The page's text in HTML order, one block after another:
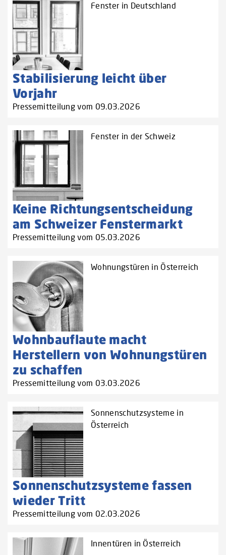
Fenster in Deutschland
Stabilisierung leicht über
Vorjahr
Pressemitteilung vom 09.03.2026
Fenster in der Schweiz
Keine Richtungsentscheidung
am Schweizer Fenstermarkt
Pressemitteilung vom 05.03.2026
Wohnungstüren in Österreich
Wohnbauflaute macht
Herstellern von Wohnungstüren
zu schaffen‌
Pressemitteilung vom 03.03.2026
Sonnenschutzsysteme in
Österreich
Sonnenschutzsysteme fassen
wieder Tritt
Pressemitteilung vom 02.03.2026
Innentüren in Österreich